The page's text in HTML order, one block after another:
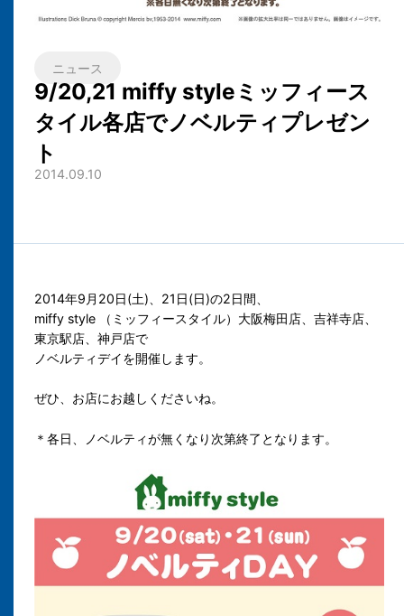
ニュース
9/20,21 miffy styleミッフィース
タイル各店でノベルティプレゼン
ト
2014.09.10
2014年9月20日(土)、21日(日)の2日間、
miffy style （ミッフィースタイル）大阪梅田店、吉祥寺店、
東京駅店、神戸店で
ノベルティデイを開催します。
ぜひ、お店にお越しくださいね。
＊各日、ノベルティが無くなり次第終了となります。